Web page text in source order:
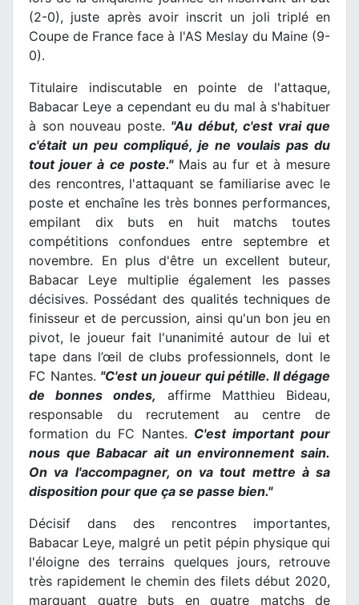
(2-0), juste après avoir inscrit un joli triplé en
Coupe de France face à l'AS Meslay du Maine (9-
0).
Titulaire indiscutable en pointe de l'attaque,
Babacar Leye a cependant eu du mal à s'habituer
à son nouveau poste. "Au début, c'est vrai que
c'était un peu compliqué, je ne voulais pas du
tout jouer à ce poste."Mais au fur et à mesure
des rencontres, l'attaquant se familiarise avec le
poste et enchaîne les très bonnes performances,
empilant dix buts en huit matchs toutes
compétitions confondues entre septembre et
novembre. En plus d'être un excellent buteur,
Babacar Leye multiplie également les passes
décisives. Possédant des qualités techniques de
finisseur et de percussion, ainsi qu'un bon jeu en
pivot, le joueur fait l'unanimité autour de lui et
tape dans l’œil de clubs professionnels, dont le
FC Nantes. "C'est un joueur qui pétille. Il dégage
de bonnes ondes, affirme Matthieu Bideau,
responsable du recrutement au centre de
formation du FC Nantes. C'est important pour
nous que Babacar ait un environnement sain.
On va l'accompagner, on va tout mettre à sa
disposition pour que ça se passe bien."
Décisif dans des rencontres importantes,
Babacar Leye, malgré un petit pépin physique qui
l'éloigne des terrains quelques jours, retrouve
très rapidement le chemin des filets début 2020,
marquant quatre buts en quatre matchs de